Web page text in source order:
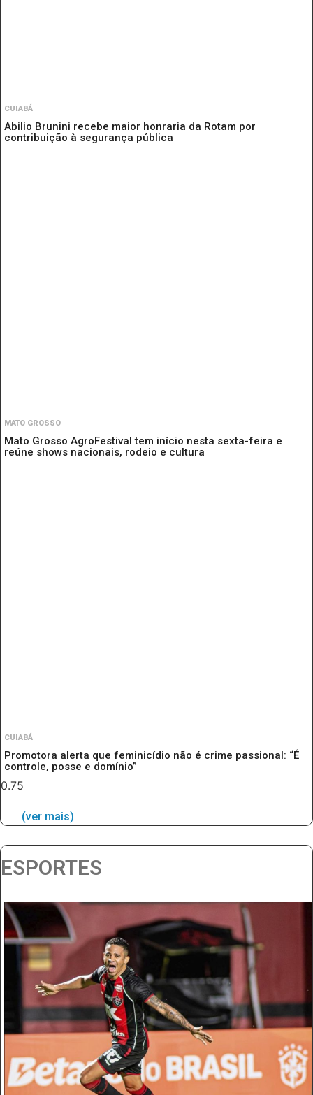
CUIABÁ
Abilio Brunini recebe maior honraria da Rotam por
contribuição à segurança pública
MATO GROSSO
Mato Grosso AgroFestival tem início nesta sexta-feira e
reúne shows nacionais, rodeio e cultura
CUIABÁ
Promotora alerta que feminicídio não é crime passional: “É
controle, posse e domínio”
(ver mais)
ESPORTES